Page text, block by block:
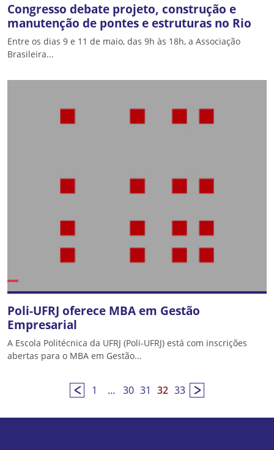
Congresso debate projeto, construção e
manutenção de pontes e estruturas no Rio
Entre os dias 9 e 11 de maio, das 9h às 18h, a Associação
Brasileira...
Poli-UFRJ oferece MBA em Gestão
Empresarial
A Escola Politécnica da UFRJ (Poli-UFRJ) está com inscrições
abertas para o MBA em Gestão...
1 … 30 31 32 33